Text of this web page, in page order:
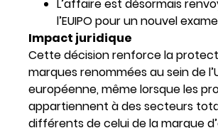
L’affaire est désormais
l’EUIPO pour un nouvel
Impact juridique
Cette décision renforce la
marques renommées au sein de
européenne, même lorsque les
appartiennent à des secteurs
différents de celui de la marque